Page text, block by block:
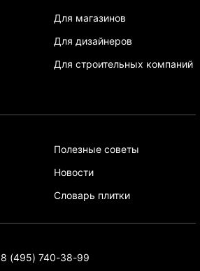
Для магазинов
Для дизайнеров
Для строительных компаний
Полезные советы
Новости
Словарь плитки
8 (495) 740-38-99